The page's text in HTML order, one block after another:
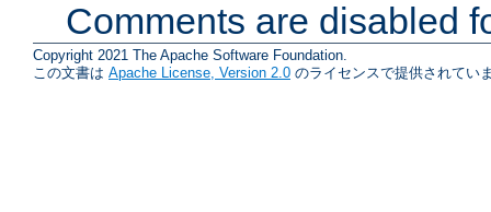
Comments are disabled
Copyright 2021 The Apache Software Foundation.
この文書は Apache License, Version 2.0 のライセンスで提供されてい